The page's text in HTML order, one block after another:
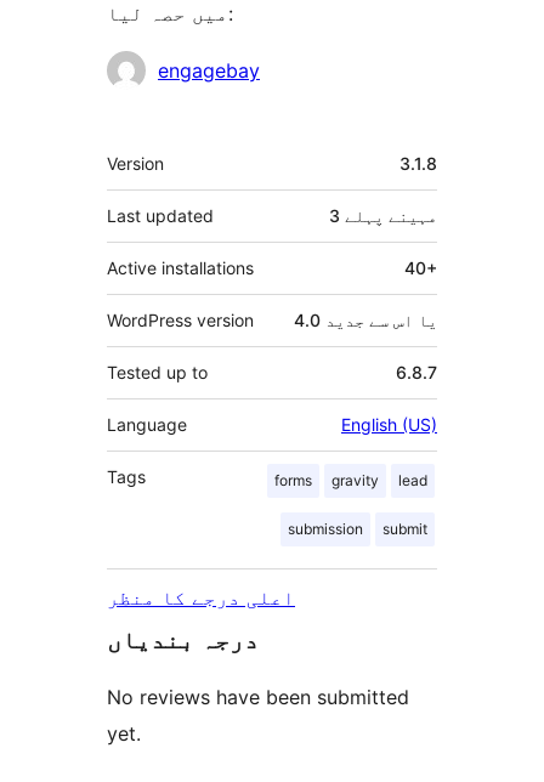
میں حصہ لیا:
شراکتengagebay
میٹا
Version 3.1.8
Last updated 3 مہینے پہلے
Active installations 40+
WordPress version 4.0 یا اس سے جدید
Tested up to 6.8.7
Language English (US)
Tags forms gravity lead
submission submit
اعلی درجے کا منظر
درجہ بندیاں
No reviews have been submitted
yet.